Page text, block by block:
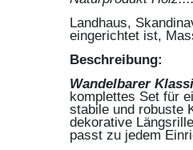
Landhaus,
eingerichtet ist,
Beschreibung:
Wandelbarer
komplettes Set für
stabile und robuste
dekorative
passt zu jedem